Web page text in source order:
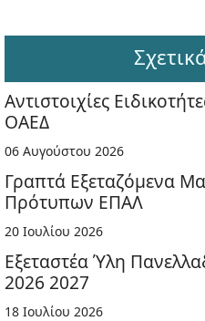
Αντιστοιχίες
ΟΑΕΔ
06 Αυγούστου 2026
Γραπτά Εξεταζόμενα
Πρότυπων ΕΠΑΛ
20 Ιουλίου 2026
Εξεταστέα Ύλη
2026 2027
18 Ιουλίου 2026